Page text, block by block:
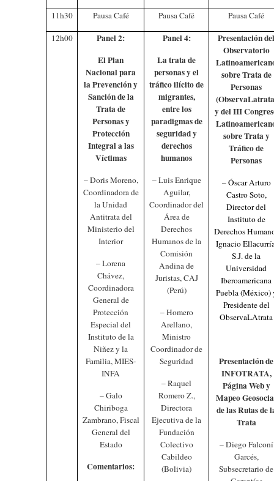
11h30 Pausa Café Pausa Café Pausa Café
12h00
Panel 2:
El Plan
Nacional para
la Prevención y
Sanción de la
Trata de
Personas y
Protección
Integral a las
Víctimas
– Doris Moreno,
Coordinadora de
la Unidad
Antitrata del
Ministerio del
Interior
– Lorena
Chávez,
Coordinadora
General de
Protección
Especial del
Instituto de la
Niñez y la
Familia, MIES-
INFA
– Galo
Chiriboga
Zambrano, Fiscal
General del
Estado
Comentarios:
Panel 4:
La trata de
personas y el
tráfico ilícito de
migrantes,
entre los
paradigmas de
seguridad y
derechos
humanos
– Luis Enrique
Aguilar,
Coordinador del
Área de
Derechos
Humanos de la
Comisión
Andina de
Juristas, CAJ
(Perú)
– Homero
Arellano,
Ministro
Coordinador de
Seguridad
– Raquel
Romero Z.,
Directora
Ejecutiva de la
Fundación
Colectivo
Cabildeo
(Bolivia)
Presentación del
Observatorio
sobre Trata de
Personas
y del III
sobre Trata y
Tráfico de
Personas
–Óscar Arturo
Castro Soto,
Director del
Instituto de
Derechos
Ignacio
S.J. de la
Universidad
Iberoamericana
Puebla (México)
Presidente del
ObservaLAtrata
Presentación de
INFOTRATA,
Página Web y
Mapeo
de las Rutas de
Trata
– Diego Falconí
Garcés,
Subsecretario de